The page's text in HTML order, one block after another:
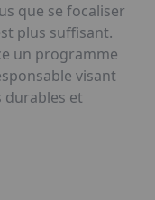
que se focaliser
plus suffisant.
un programme
visant
et